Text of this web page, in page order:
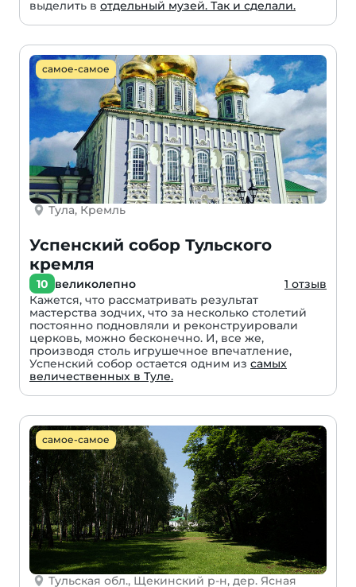
выделить в отдельный музей. Так и сделали.
самое-самое
Тула, Кремль
Успенский собор Тульского
кремля
10 великолепно
1 отзыв
Кажется, что рассматривать результат
мастерства зодчих, что за несколько столетий
постоянно подновляли и реконструировали
церковь, можно бесконечно. И, все же,
производя столь игрушечное впечатление,
Успенский собор остается одним из самых
величественных в Туле.
самое-самое
Тульская обл., Щекинский р-н, дер. Ясная